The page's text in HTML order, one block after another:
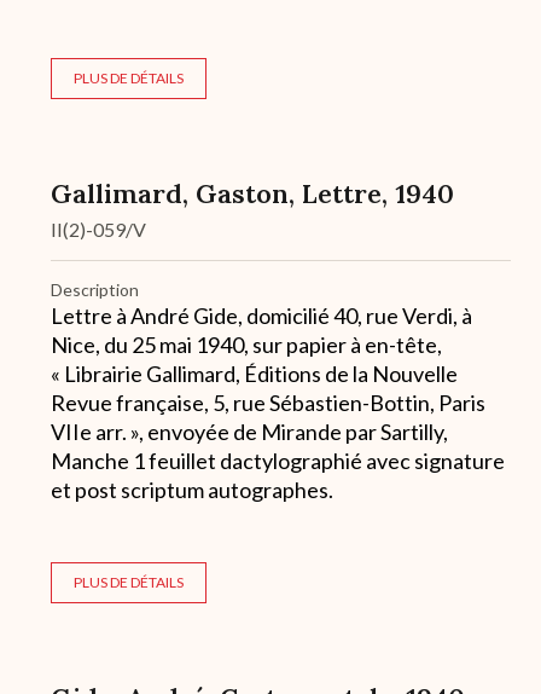
PLUS DE DÉTAILS
Gallimard, Gaston, Lettre, 1940
II(2)-059/V
Description
Lettre à André Gide, domicilié 40, rue Verdi, à
Nice, du 25 mai 1940, sur papier à en-tête,
« Librairie Gallimard, Éditions de la Nouvelle
Revue française, 5, rue Sébastien-Bottin, Paris
VIIe arr. », envoyée de Mirande par Sartilly,
Manche 1 feuillet dactylographié avec signature
et post scriptum autographes.
PLUS DE DÉTAILS